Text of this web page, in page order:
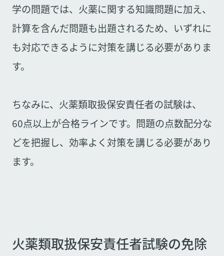
学の問題では、火薬に関する知識問題に加え、
計算を含んだ問題も出題されるため、いずれに
も対応できるように対策を講じる必要がありま
す。
ちなみに、火薬類取扱保安責任者の試験は、
60点以上が合格ラインです。問題の点数配分な
どを把握し、効率よく対策を講じる必要があり
ます。
火薬類取扱保安責任者試験の免除